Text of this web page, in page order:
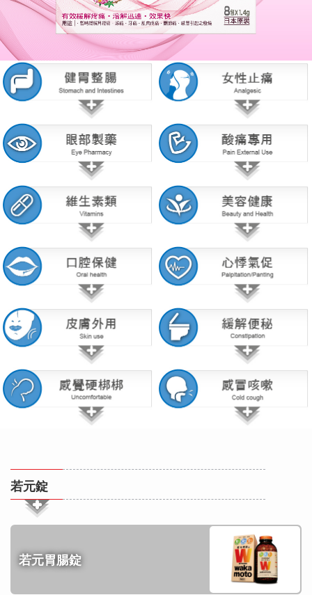
若元錠
若元胃腸錠